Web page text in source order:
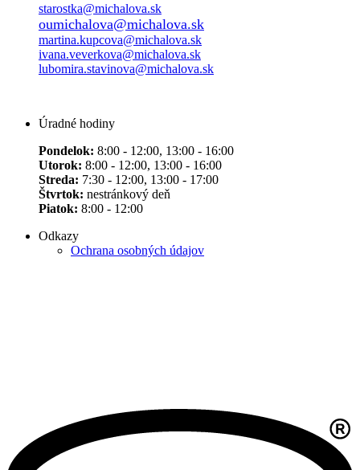
starostka@michalova.sk
oumichalova@michalova.sk
martina.kupcova@michalova.sk
ivana.veverkova@michalova.sk
lubomira.stavinova@michalova.sk
Úradné hodiny
Pondelok: 8:00 - 12:00, 13:00 - 16:00
Utorok: 8:00 - 12:00, 13:00 - 16:00
Streda: 7:30 - 12:00, 13:00 - 17:00
Štvrtok: nestránkový deň
Piatok: 8:00 - 12:00
Odkazy
Ochrana osobných údajov